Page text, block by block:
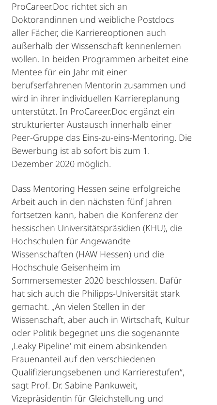
ProCareer.Doc richtet sich an
Doktorandinnen und weibliche Postdocs
aller Fächer, die Karriereoptionen auch
außerhalb der Wissenschaft kennenlernen
wollen. In beiden Programmen arbeitet eine
Mentee für ein Jahr mit einer
berufserfahrenen Mentorin zusammen und
wird in ihrer individuellen Karriereplanung
unterstützt. In ProCareer.Doc ergänzt ein
strukturierter Austausch innerhalb einer
Peer-Gruppe das Eins-zu-eins-Mentoring. Die
Bewerbung ist ab sofort bis zum 1.
Dezember 2020 möglich.
Dass Mentoring Hessen seine erfolgreiche
Arbeit auch in den nächsten fünf Jahren
fortsetzen kann, haben die Konferenz der
hessischen Universitätspräsidien (KHU), die
Hochschulen für Angewandte
Wissenschaften (HAW Hessen) und die
Hochschule Geisenheim im
Sommersemester 2020 beschlossen. Dafür
hat sich auch die Philipps-Universität stark
gemacht. „An vielen Stellen in der
Wissenschaft, aber auch in Wirtschaft, Kultur
oder Politik begegnet uns die sogenannte
‚Leaky Pipeline‘ mit einem absinkenden
Frauenanteil auf den verschiedenen
Qualifizierungsebenen und Karrierestufen“,
sagt Prof. Dr. Sabine Pankuweit,
Vizepräsidentin für Gleichstellung und